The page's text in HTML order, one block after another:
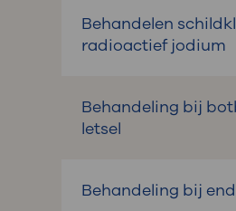
Behandelen
radioactief jodium
Behandeling bij
letsel
Behandeling bij